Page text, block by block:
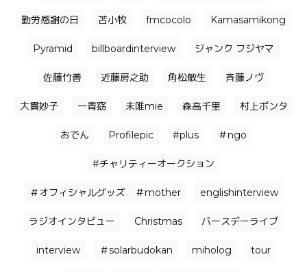
勤労感謝の日 苫小牧 fmcocolo Kamasamikong
Pyramid billboardinterview ジャンク フジヤマ
佐藤竹善 近藤房之助 角松敏生 ⻫藤ノヴ
大貫妙子 一青窈 未唯mie 森高千里 村上ポンタ
おでん Profilepic #plus ＃ngo
#チャリティーオークション
＃オフィシャルグッズ ＃mother englishinterview
ラジオインタビュー Christmas バースデーライブ
interview ＃solarbudokan miholog tour